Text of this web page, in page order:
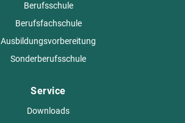
Berufsschule
Berufsfachschule
Ausbildungsvorbereitung
Sonderberufsschule
Service
Downloads